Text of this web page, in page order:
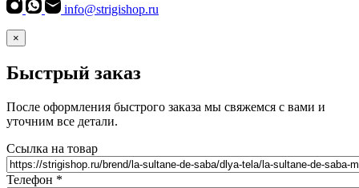
info@strigishop.ru
×
Быстрый заказ
После оформления быстрого заказа мы свяжемся с вами и
уточним все детали.
Ссылка на товар
Телефон *